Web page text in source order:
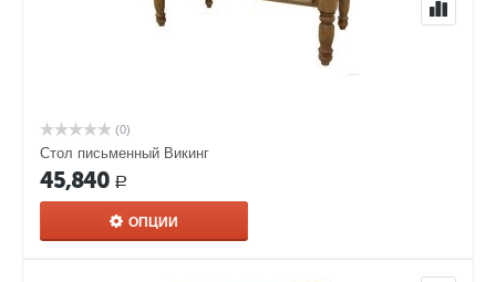
(0)
Стол письменный Викинг
45,840 Р
ОПЦИИ